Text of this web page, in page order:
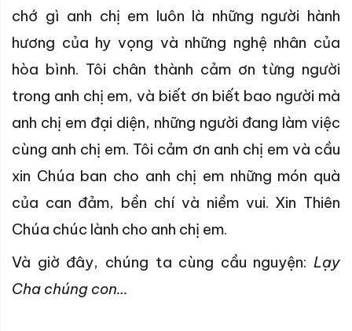
chớ gì anh chị em luôn là những người hành
hương của hy vọng và những nghệ nhân của
hòa bình. Tôi chân thành cảm ơn từng người
trong anh chị em, và biết ơn biết bao người mà
anh chị em đại diện, những người đang làm việc
cùng anh chị em. Tôi cảm ơn anh chị em và cầu
xin Chúa ban cho anh chị em những món quà
của can đảm, bền chí và niềm vui. Xin Thiên
Chúa chúc lành cho anh chị em.
Và giờ đây, chúng ta cùng cầu nguyện: Lạy
Cha chúng con…